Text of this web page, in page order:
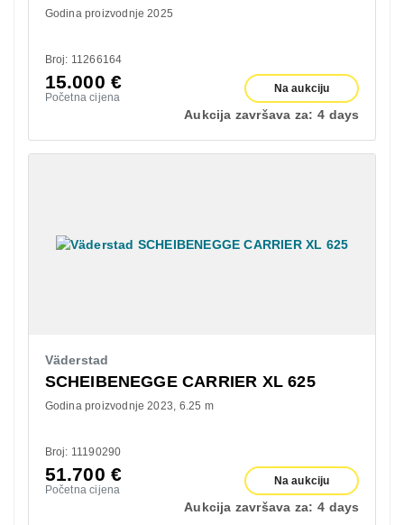
Godina proizvodnje 2025
Broj: 11266164
15.000 €
Početna cijena
Na aukciju
Aukcija završava za: 4 days
Väderstad
SCHEIBENEGGE CARRIER XL 625
Godina proizvodnje 2023 6.25 m
Broj: 11190290
51.700 €
Početna cijena
Na aukciju
Aukcija završava za: 4 days